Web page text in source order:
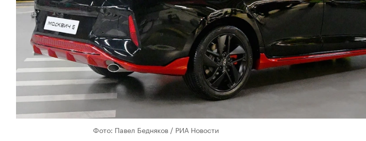
Фото: Павел Бедняков / РИА Новости